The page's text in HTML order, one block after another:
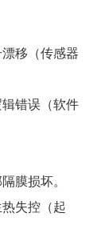
移（传感器
错误（软件
膜损坏。
失控（起